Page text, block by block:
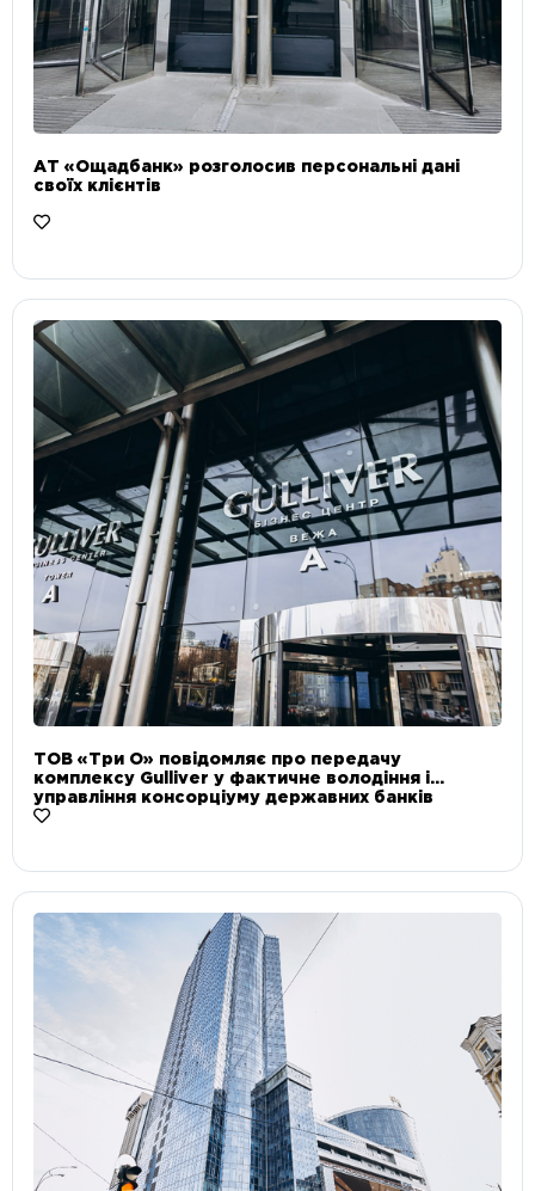
АТ «Ощадбанк» розголосив персональні дані
своїх клієнтів
ТОВ «Три О» повідомляє про передачу
комплексу Gulliver у фактичне володіння і
управління консорціуму державних банків